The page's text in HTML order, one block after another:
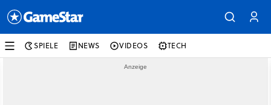
SPIELE NEWS VIDEOS TECH